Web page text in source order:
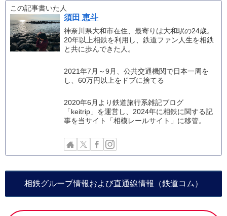
この記事書いた人
須田 恵斗
神奈川県大和市在住、最寄りは大和駅の24歳。
20年以上相鉄を利用し、鉄道ファン人生を相鉄
と共に歩んできた人。
2021年7月～9月、公共交通機関で日本一周を
し、60万円以上をドブに捨てる
2020年6月より鉄道旅行系雑記ブログ
「keitrip」を運営し、2024年に相鉄に関する記
事を当サイト「相模レールサイト」に移管。
相鉄グループ情報および直通線情報（鉄道コム）